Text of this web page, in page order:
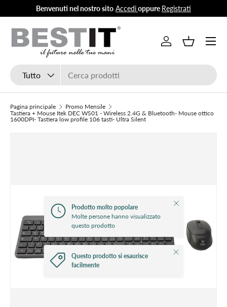
Passa ai contenuti
Benvenuti nel nostro sito Accedioppure Registrati
Cerca
Tipo prodotto
Tutto
AccediCestino
Menu
Pagina principale
Promo Mensile
Tastiera + Mouse Itek DEC WS01 - Wireless 2.4G & Bluetooth- Mouse ottico
1600DPI- Tastiera low profile 106 tasti- Ultra Silent
Prodotto molto popolare
Molte persone hanno visualizzato
questo prodotto
Chiudi
Questo prodotto si esaurisce
facilmente
Chiudi